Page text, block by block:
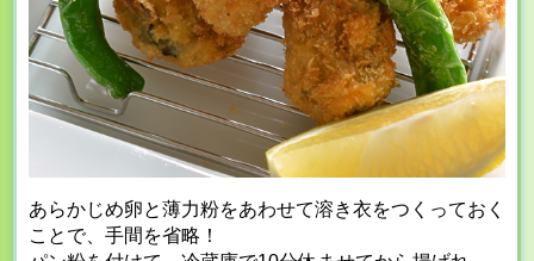
あらかじめ卵と薄力粉をあわせて溶き衣をつくっておく
ことで、手間を省略！